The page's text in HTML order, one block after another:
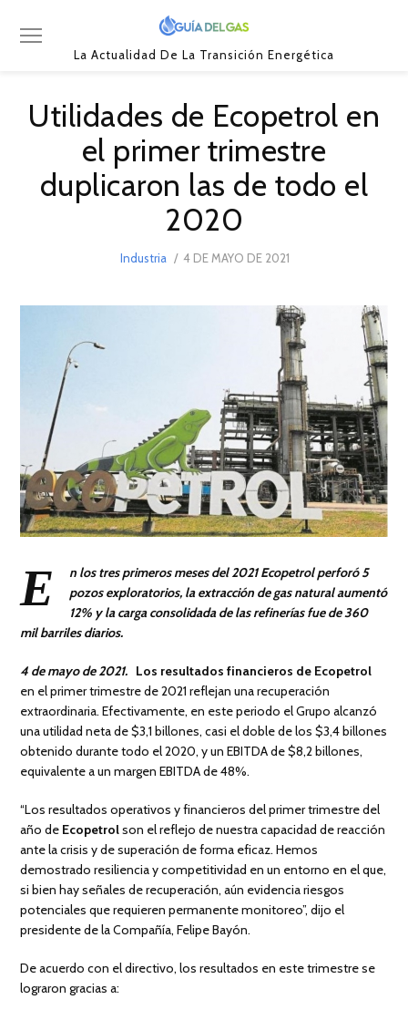
La Actualidad De La Transición Energética
Utilidades de Ecopetrol en
el primer trimestre
duplicaron las de todo el
2020
Industria
POSTED
4 DE MAYO DE 2021
DE
2021
E
n los tres primeros meses del 2021 Ecopetrol perforó 5
pozos exploratorios, la extracción de gas natural aumentó
12% y la carga consolidada de las refinerías fue de 360
mil barriles diarios.
4 de mayo de 2021. Los resultados financieros de Ecopetrol
en el primer trimestre de 2021 reflejan una recuperación
extraordinaria. Efectivamente, en este periodo el Grupo alcanzó
una utilidad neta de $3,1 billones, casi el doble de los $3,4 billones
obtenido durante todo el 2020, y un EBITDA de $8,2 billones,
equivalente a un margen EBITDA de 48%.
“Los resultados operativos y financieros del primer trimestre del
año de Ecopetrolson el reflejo de nuestra capacidad de reacción
ante la crisis y de superación de forma eficaz. Hemos
demostrado resiliencia y competitividad en un entorno en el que,
si bien hay señales de recuperación, aún evidencia riesgos
potenciales que requieren permanente monitoreo”, dijo el
presidente de la Compañía, Felipe Bayón.
De acuerdo con el directivo, los resultados en este trimestre se
lograron gracias a: